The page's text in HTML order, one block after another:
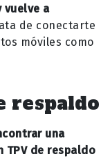
vuelve a
de conectarte
móviles como
respaldo
una
de respaldo